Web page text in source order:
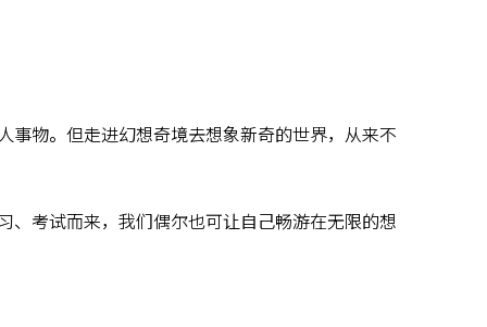
事物。但走进幻想奇境去想象新奇的世界，从来不
、考试而来，我们偶尔也可让自己畅游在无限的想